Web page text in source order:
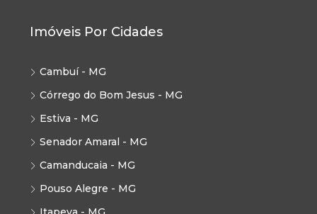
Imóveis Por Cidades
Cambuí - MG
Córrego do Bom Jesus - MG
Estiva - MG
Senador Amaral - MG
Camanducaia - MG
Pouso Alegre - MG